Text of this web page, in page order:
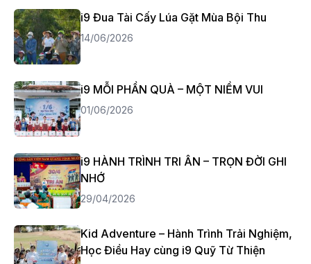
i9 Đua Tài Cấy Lúa Gặt Mùa Bội Thu
14/06/2026
i9 MỖI PHẦN QUÀ – MỘT NIỀM VUI
01/06/2026
i9 HÀNH TRÌNH TRI ÂN – TRỌN ĐỜI GHI
NHỚ
29/04/2026
Kid Adventure – Hành Trình Trải Nghiệm,
Học Điều Hay cùng i9 Quỹ Từ Thiện